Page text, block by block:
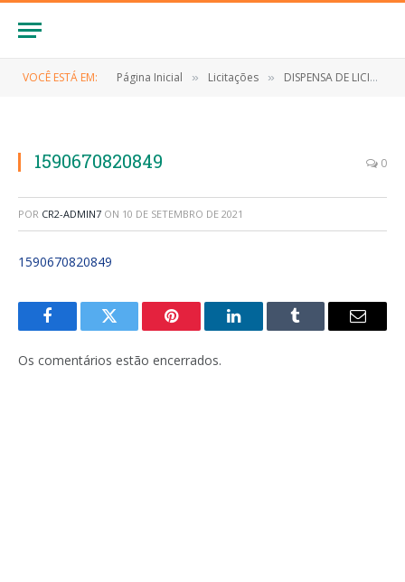
VOCÊ ESTÁ EM: Página Inicial » Licitações » DISPENSA DE LICITAÇÃO Nº 010/2020 (CONTRATAÇÃO, DE EQUIPAMENTOS DE PROTEÇÃO INDIVIDUAL (EPI’S))
1590670820849 0
POR CR2-ADMIN7 ON 10 DE SETEMBRO DE 2021
1590670820849
FacebookTwitter Pinterest LinkedInTumblr
E-
Os comentários estão encerrados.